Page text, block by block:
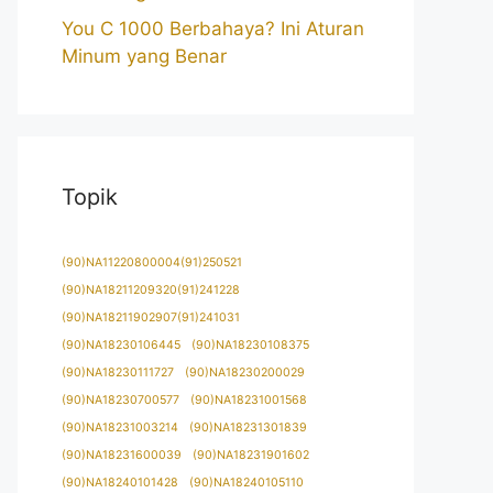
You C 1000 Berbahaya? Ini Aturan
Minum yang Benar
Topik
(90)NA11220800004(91)250521
(90)NA18211209320(91)241228
(90)NA18211902907(91)241031
(90)NA18230106445
(90)NA18230108375
(90)NA18230111727
(90)NA18230200029
(90)NA18230700577
(90)NA18231001568
(90)NA18231003214
(90)NA18231301839
(90)NA18231600039
(90)NA18231901602
(90)NA18240101428
(90)NA18240105110